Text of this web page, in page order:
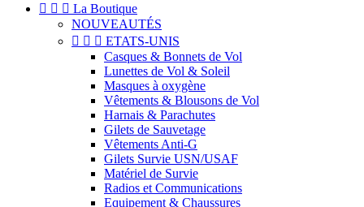
   La Boutique
NOUVEAUTÉS
   ETATS-UNIS
Casques & Bonnets de Vol
Lunettes de Vol & Soleil
Masques à oxygène
Vêtements & Blousons de Vol
Harnais & Parachutes
Gilets de Sauvetage
Vêtements Anti-G
Gilets Survie USN/USAF
Matériel de Survie
Radios et Communications
Equipement & Chaussures